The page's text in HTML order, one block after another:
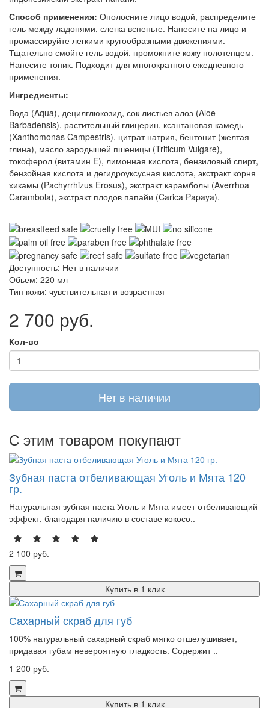
Способ применения: Ополосните лицо водой, распределите
гель между ладонями, слегка вспеньте. Нанесите на лицо и
промассируйте легкими кругообразными движениями.
Тщательно смойте гель водой, промокните кожу полотенцем.
Нанесите тоник. Подходит для многократного ежедневного
применения.
Ингредиенты:
Вода (Aqua), децилглюкозид, сок листьев алоэ (Aloe
Barbadensis), растительный глицерин, ксантановая камедь
(Xanthomonas Campestris), цитрат натрия, бентонит (желтая
глина), масло зародышей пшеницы (Triticum Vulgare),
токоферол (витамин E), лимонная кислота, бензиловый спирт,
бензойная кислота и дегидроуксусная кислота, экстракт корня
хикамы (Pachyrrhizus Erosus), экстракт карамболы (Averrhoa
Carambola), экстракт плодов папайи (Carica Papaya).
Доступность: Нет в наличии
Обьем: 220 мл
Тип кожи: чувствительная и возрастная
2 700 руб.
Кол-во
Нет в наличии
С этим товаром покупают
Зубная паста отбеливающая Уголь и Мята 120
гр.
Натуральная зубная паста Уголь и Мята имеет отбеливающий
эффект, благодаря наличию в составе кокосо..
2 100 руб.
Купить в 1 клик
Сахарный скраб для губ
100% натуральный сахарный скраб мягко отшелушивает,
придавая губам невероятную гладкость. Содержит ..
1 200 руб.
Купить в 1 клик